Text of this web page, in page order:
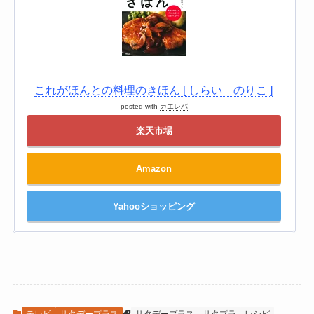
これがほんとの料理のきほん [ しらい のりこ ]
posted with カエレバ
楽天市場
Amazon
Yahooショッピング